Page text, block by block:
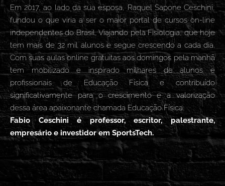
Em 2017, ao lado da sua esposa, Raquel Sapone Ceschini,
fundou o que viria a ser o maior portal de cursos on-line
independentes do Brasil, Viajando pela Fisiologia, que hoje
tem mais de 32 mil alunos e segue crescendo a cada dia.
Com suas aulas online gratuitas aos domingos pela manhã
tem mobilizado e inspirado milhares de alunos e
profissionais de Educação Física e contribuído
significativamente para o crescimento e a valorização
dessa área apaixonante chamada Educação Física.
Fabio Ceschini é professor, escritor, palestrante,
empresário e investidor em SportsTech.